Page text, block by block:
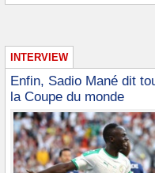
INTERVIEW
Enfin, Sadio Mané dit
la Coupe du monde